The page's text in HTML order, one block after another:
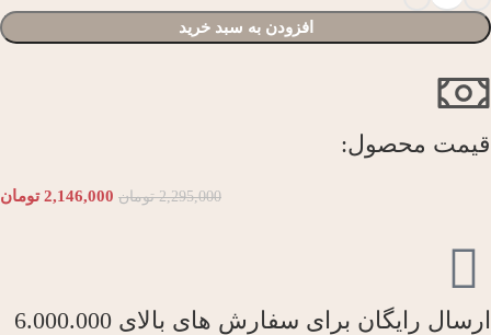
افزودن به سبد خرید
قیمت محصول:​
2,295,000 تومان 2,146,000 تومان
ارسال رایگان برای سفارش های بالای 6.000.000